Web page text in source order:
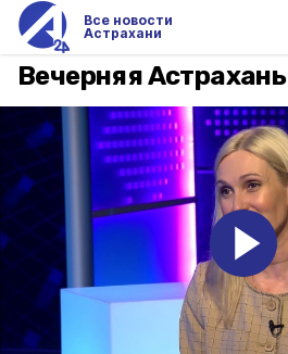
Все новости
Астрахани
Вечерняя Астрахань